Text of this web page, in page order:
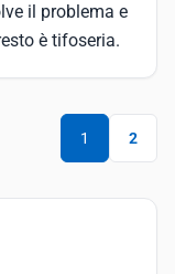
il problema e
è tifoseria.
1 2